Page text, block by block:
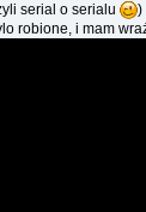
serial o serialu )
robione, i mam